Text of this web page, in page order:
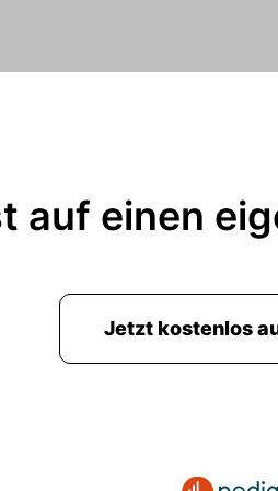
auf einen
Jetzt kostenlos